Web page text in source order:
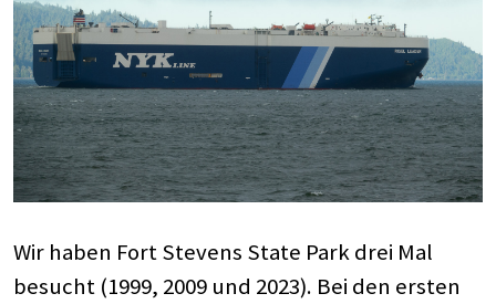
Wir haben Fort Stevens State Park drei Mal
besucht (1999, 2009 und 2023). Bei den ersten